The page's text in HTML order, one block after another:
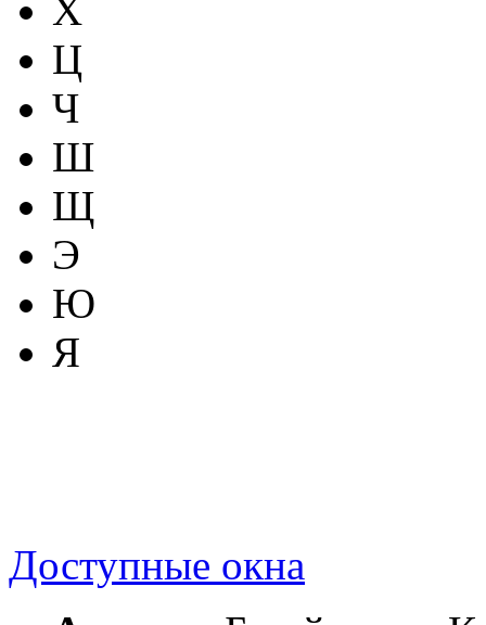
Х
Ц
Ч
Ш
Щ
Э
Ю
Я
Доступные окна